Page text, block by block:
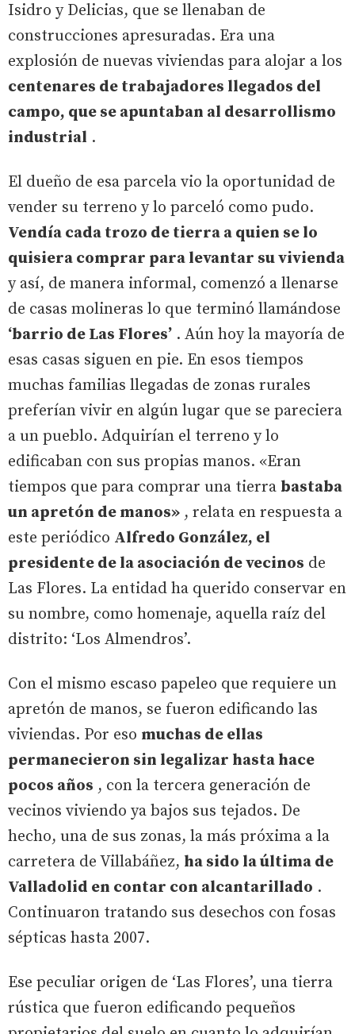
Isidro y Delicias, que se llenaban de
construcciones apresuradas. Era una
explosión de nuevas viviendas para alojar a los
centenares de trabajadores llegados del
campo, que se apuntaban al desarrollismo
industrial .
El dueño de esa parcela vio la oportunidad de
vender su terreno y lo parceló como pudo.
Vendía cada trozo de tierra a quien se lo
quisiera comprar para levantar su vivienda
y así, de manera informal, comenzó a llenarse
de casas molineras lo que terminó llamándose
‘barrio de Las Flores’ . Aún hoy la mayoría de
esas casas siguen en pie. En esos tiempos
muchas familias llegadas de zonas rurales
preferían vivir en algún lugar que se pareciera
a un pueblo. Adquirían el terreno y lo
edificaban con sus propias manos. «Eran
tiempos que para comprar una tierra bastaba
un apretón de manos» , relata en respuesta a
este periódico Alfredo González, el
presidente de la asociación de vecinos de
Las Flores. La entidad ha querido conservar en
su nombre, como homenaje, aquella raíz del
distrito: ‘Los Almendros’.
Con el mismo escaso papeleo que requiere un
apretón de manos, se fueron edificando las
viviendas. Por eso muchas de ellas
permanecieron sin legalizar hasta hace
pocos años , con la tercera generación de
vecinos viviendo ya bajos sus tejados. De
hecho, una de sus zonas, la más próxima a la
carretera de Villabáñez, ha sido la última de
Valladolid en contar con alcantarillado .
Continuaron tratando sus desechos con fosas
sépticas hasta 2007.
Ese peculiar origen de ‘Las Flores’, una tierra
rústica que fueron edificando pequeños